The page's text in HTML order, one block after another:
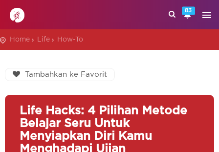
83
Home Life How-To
Tambahkan ke Favorit
Life Hacks: 4 Pilihan Metode
Belajar Seru Untuk
Menyiapkan Diri Kamu
Menghadapi Ujian